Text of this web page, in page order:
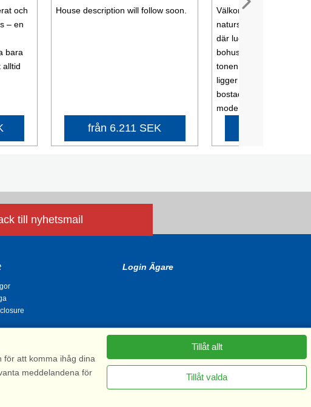
och
– en
bara
alltid
House description will follow soon.
från 6.211 SEK
Välkommen till
natursköna Bokenäset
där lugnet, havet och
bohuslänska
tonen för semestern.
ligger i en trivsam
bostadsrättsförening
moderna ...
till nyhetsmail
Login Ägare
för att komma ihåg dina
meddelandena för
Tillåt allt
Tillåt valda